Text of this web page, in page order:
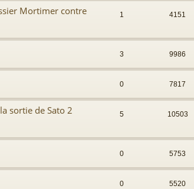
Mortimer contre
1 4151
3 9986
0 7817
sortie de Sato 2
5 10503
0 5753
0 5520